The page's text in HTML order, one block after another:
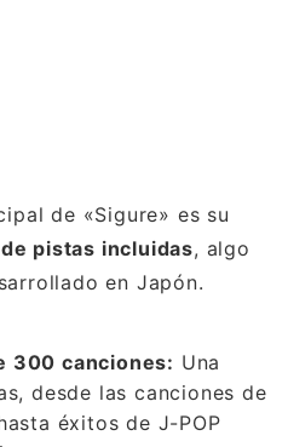
de «Sigure» es su
pistas incluidas, algo
en Japón.
300 canciones: Una
desde las canciones de
éxitos de J-POP